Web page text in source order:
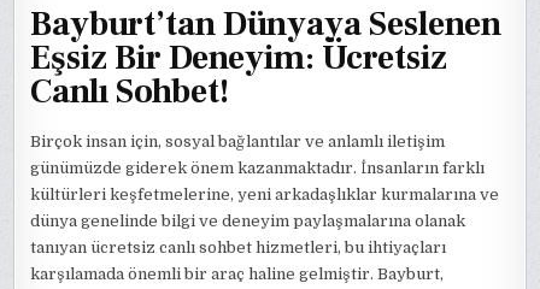
Bayburt’tan Dünyaya Seslenen
Eşsiz Bir Deneyim: Ücretsiz
Canlı Sohbet!
Birçok insan için, sosyal bağlantılar ve anlamlı iletişim
günümüzde giderek önem kazanmaktadır. İnsanların farklı
kültürleri keşfetmelerine, yeni arkadaşlıklar kurmalarına ve
dünya genelinde bilgi ve deneyim paylaşmalarına olanak
tanıyan ücretsiz canlı sohbet hizmetleri, bu ihtiyaçları
karşılamada önemli bir araç haline gelmiştir. Bayburt,